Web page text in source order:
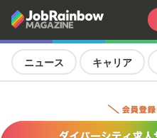
ニュース キャリア